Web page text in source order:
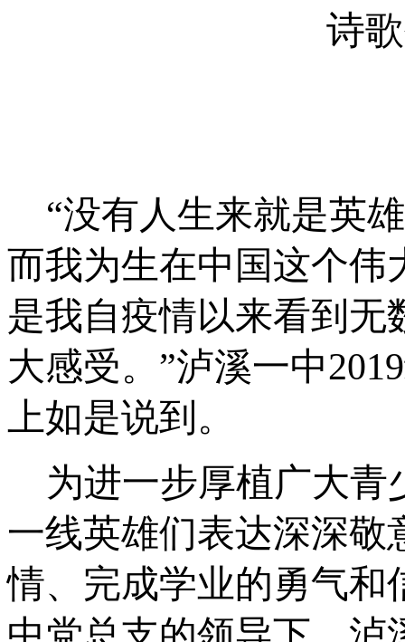
诗
“没有人生来就是英
而我为生在中国这个伟
是我自疫情以来看到无
大感受。”泸溪一中
上如是说到。
为进一步厚植广大
一线英雄们表达深深敬
情、完成学业的勇气和